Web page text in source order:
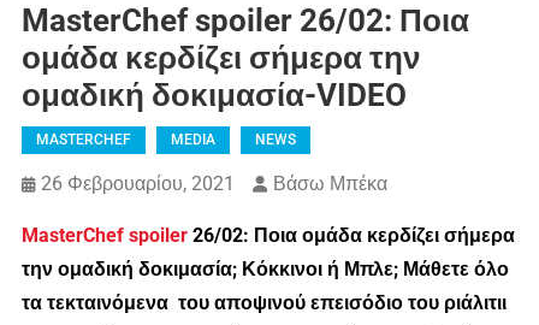
MasterChef spoiler 26/02: Ποια
ομάδα κερδίζει σήμερα την
ομαδική δοκιμασία-VIDEO
MASTERCHEF MEDIA NEWS
26 Φεβρουαρίου, 2021 Βάσω Μπέκα
MasterChef spoiler26/02: Ποια ομάδα κερδίζει σήμερα
την ομαδική δοκιμασία; Κόκκινοι ή Μπλε; Μάθετε όλο
τα τεκταινόμενα του αποψινού επεισόδιο του ριάλιτιι